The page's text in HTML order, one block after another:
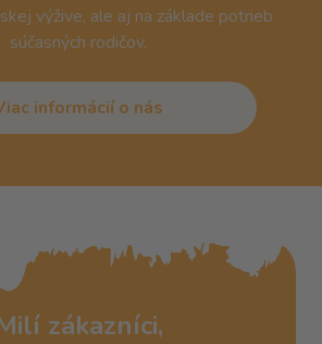
výžive, ale aj na základe potrieb
súčasných rodičov.
informácií o nás
zákazníci,